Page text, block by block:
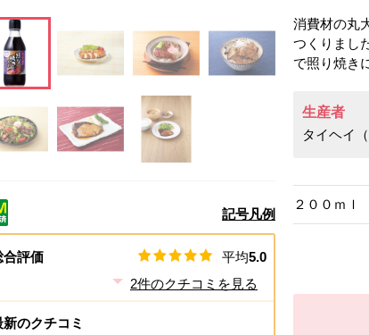
消費材の丸
つくりまし
で照り焼き
生産者
タイヘイ（
２００ｍｌ
この画像を大きく見るこの画像を大きく見るこの画像を大きく見る
記号凡例
合評価 平均5.0
2件のクチコミを見る
新のクチコミ